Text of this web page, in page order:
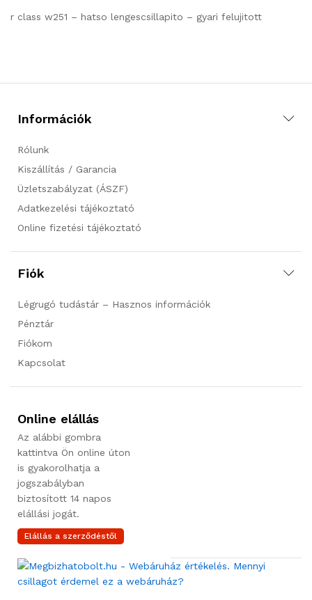
r class w251 – hatso lengescsillapito – gyari felujitott
Információk
Rólunk
Kiszállítás / Garancia
Üzletszabályzat (ÁSZF)
Adatkezelési tájékoztató
Online fizetési tájékoztató
Fiók
Légrugó tudástár – Hasznos információk
Pénztár
Fiókom
Kapcsolat
Online elállás
Az alábbi gombra
kattintva Ön online úton
is gyakorolhatja a
jogszabályban
biztosított 14 napos
elállási jogát.
Elállás a szerződéstől